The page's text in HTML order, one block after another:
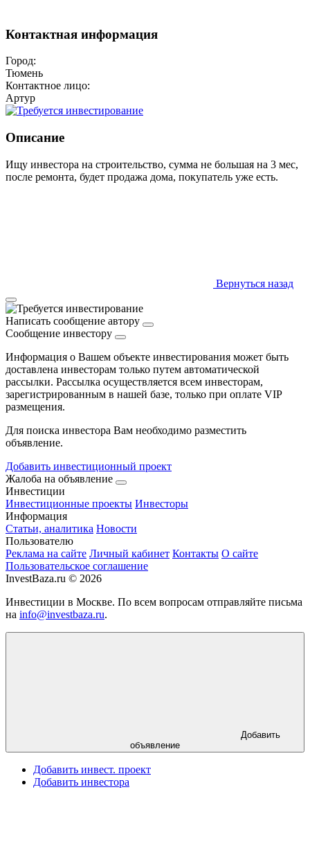
Контактная информация
Город:
Тюмень
Контактное лицо:
Артур
Описание
Ищу инвестора на строительство, сумма не большая на 3 мес,
после ремонта, будет продажа дома, покупатель уже есть.
Вернуться назад
Написать сообщение автору
Сообщение инвестору
Информация о Вашем объекте инвестирования может быть
доставлена инвесторам только путем автоматической
рассылки. Рассылка осуществляется всем инвесторам,
зарегистрированным в нашей базе, только при оплате VIP
размещения.
Для поиска инвестора Вам необходимо разместить
объявление.
Добавить инвестиционный проект
Жалоба на объявление
Инвестиции
Инвестиционные проекты Инвесторы
Информация
Статьи, аналитика Новости
Пользователю
Реклама на сайте Личный кабинет Контакты О сайте
Пользовательское соглашение
InvestBaza.ru © 2026
Инвестиции в Москве. По всем вопросам отправляйте письма
на info@investbaza.ru.
Добавить
объявление
Добавить инвест. проект
Добавить инвестора